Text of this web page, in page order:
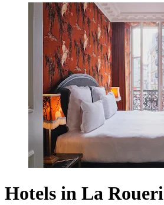
Hotels in La